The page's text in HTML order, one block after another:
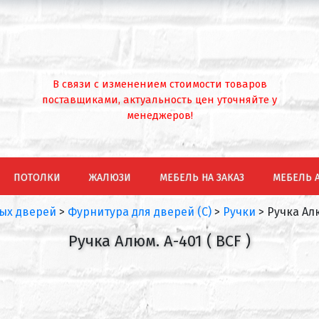
В связи с изменением стоимости товаров
поставщиками, актуальность цен уточняйте у
менеджеров!
ПОТОЛКИ ЖАЛЮЗИ МЕБЕЛЬ НА ЗАКАЗ МЕБЕЛЬ
дверей > Фурнитура для дверей (С) > Ручки > Ручка
Ручка Алюм. A-401 ( BCF )